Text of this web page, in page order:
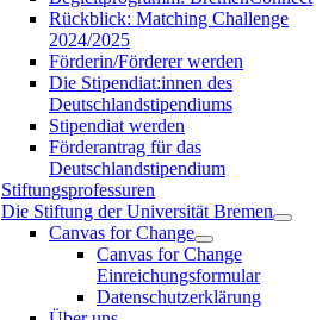
Rückblick: Matching Challenge
2024/2025
Förderin/Förderer werden
Die Stipendiat:innen des
Deutschlandstipendiums
Stipendiat werden
Förderantrag für das
Deutschlandstipendium
Stiftungsprofessuren
Die Stiftung der Universität Bremen
Canvas for Change
Canvas for Change
Einreichungsformular
Datenschutzerklärung